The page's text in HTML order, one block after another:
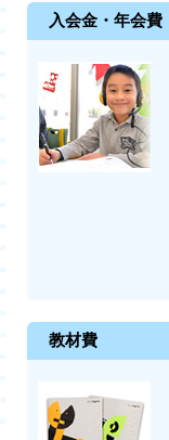
入会金・年会費
教材費